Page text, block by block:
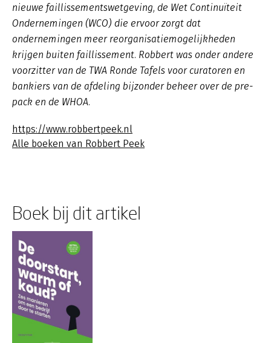
nieuwe faillissementswetgeving, de Wet Continuïteit
Ondernemingen (WCO) die ervoor zorgt dat
ondernemingen meer reorganisatiemogelijkheden
krijgen buiten faillissement. Robbert was onder andere
voorzitter van de TWA Ronde Tafels voor curatoren en
bankiers van de afdeling bijzonder beheer over de pre-
pack en de WHOA.
https://www.robbertpeek.nl
Alle boeken van Robbert Peek
Boek bij dit artikel